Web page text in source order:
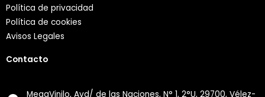
Política de privacidad
Política de cookies
Avisos Legales
Contacto
MegaVinilo, Avd/ de las Naciones, N° 1, 2°U, 29700, Vélez-